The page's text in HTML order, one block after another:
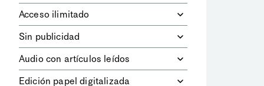
digitales dela diaria
los contenidos de Le Monde
diplomatique.
Acceso ilimitado
contenidos.
Sin publicidad
publicitarios.
Audio con artículos leídos
Edición papel digitalizada